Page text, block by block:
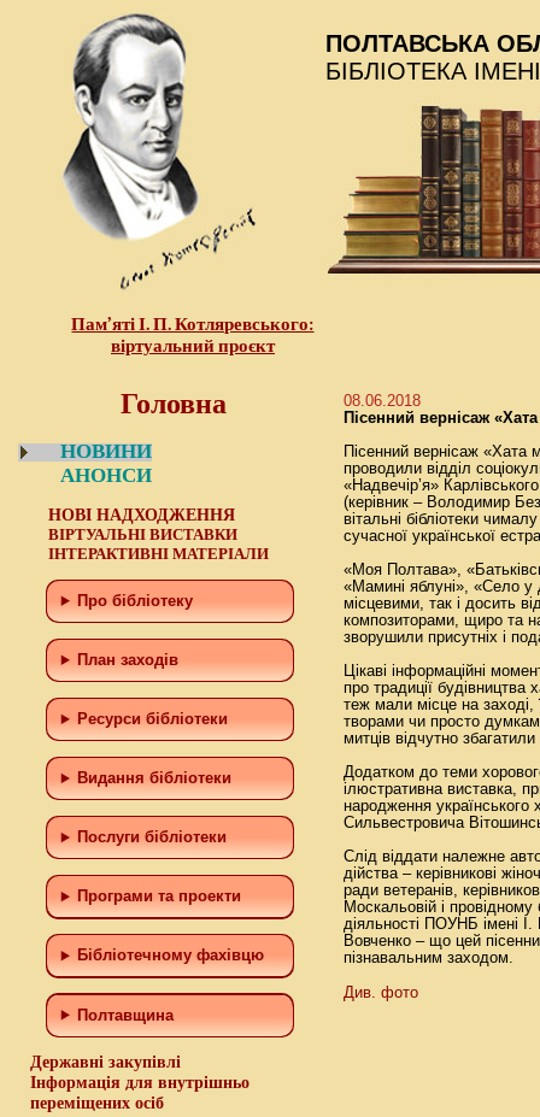
Пам’яті І. П. Котляревського:
віртуальний проєкт
ПОЛТАВСЬКА
БІБЛІОТЕКА
Головна
НОВИНИ
АНОНСИ
НОВІ НАДХОДЖЕННЯ
ВІРТУАЛЬНІ ВИСТАВКИ
ІНТЕРАКТИВНІ МАТЕРІАЛИ
Про бібліотеку
План заходів
Ресурси бібліотеки
Видання бібліотеки
Послуги бібліотеки
Програми та проекти
Бiблiотечному фахiвцю
Полтавщина
Державні закупівлі
Інформація для внутрішньо
переміщених осіб
08.06.2018
Пісенний вернісаж
Пісенний вернісаж «Хата
проводили відділ
«Надвечір’я»
(керівник – Володимир
вітальні бібліотеки
сучасної української
«Моя Полтава»,
«Мамині яблуні», «Село у
місцевими, так і досить
композиторами, щиро та
зворушили присутніх і
Цікаві інформаційні
про традиції будівництва
теж мали місце на
творами чи просто
митців відчутно
Додатком до теми
ілюстративна виставка,
народження українського
Сильвестровича
Слід віддати належне
дійства – керівникові
ради ветеранів,
Москальовій і провідному
діяльності ПОУНБ імені І.
Вовченко – що цей
пізнавальним заходом.
Див. фото